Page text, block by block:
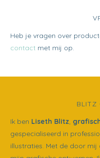
Heb je vragen over
contact met mij op.
BLITZ
Ik ben Liseth Blitz
gespecialiseerd in
illustraties. Met de door